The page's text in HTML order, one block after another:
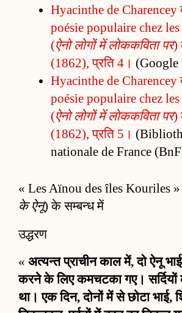
Hyacinthe de Charencey
poésie populaire chez
(ऐनो लोगों में लोककविता पर)
(1862), प्रति 4।
Hyacinthe de Charencey
poésie populaire chez
(ऐनो लोगों में लोककविता पर)
(1862), प्रति 5।
nationale de France
« Les Aïnou des îles Kouriles
के ऐनू) के सम्बन्ध में
उद्धरण
« अत्यन्त प्राचीन काल में, दो ऐनू
करने के लिए कमचटका गए। सर्दियों
था। एक दिन, दोनों में से छोटा भाई,